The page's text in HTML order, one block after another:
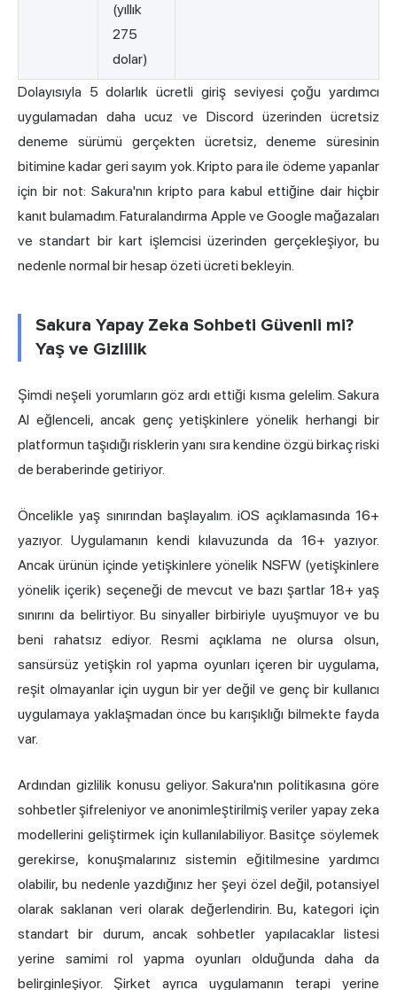
(yıllık
275
dolar)
Dolayısıyla 5 dolarlık ücretli giriş seviyesi çoğu yardımcı
uygulamadan daha ucuz ve Discord üzerinden ücretsiz
deneme sürümü gerçekten ücretsiz, deneme süresinin
bitimine kadar geri sayım yok. Kripto para ile ödeme yapanlar
için bir not: Sakura'nın kripto para kabul ettiğine dair hiçbir
kanıt bulamadım. Faturalandırma Apple ve Google mağazaları
ve standart bir kart işlemcisi üzerinden gerçekleşiyor, bu
nedenle normal bir hesap özeti ücreti bekleyin.
Sakura Yapay Zeka Sohbeti Güvenli mi?
Yaş ve Gizlilik
Şimdi neşeli yorumların göz ardı ettiği kısma gelelim. Sakura
AI eğlenceli, ancak genç yetişkinlere yönelik herhangi bir
platformun taşıdığı risklerin yanı sıra kendine özgü birkaç riski
de beraberinde getiriyor.
Öncelikle yaş sınırından başlayalım. iOS açıklamasında 16+
yazıyor. Uygulamanın kendi kılavuzunda da 16+ yazıyor.
Ancak ürünün içinde yetişkinlere yönelik NSFW(yetişkinlere
yönelik içerik) seçeneği de mevcut ve bazı şartlar 18+ yaş
sınırını da belirtiyor. Bu sinyaller birbiriyle uyuşmuyor ve bu
beni rahatsız ediyor. Resmi açıklama ne olursa olsun,
sansürsüz yetişkin rol yapma oyunları içeren bir uygulama,
reşit olmayanlar için uygun bir yer değil ve genç bir kullanıcı
uygulamaya yaklaşmadan önce bu karışıklığı bilmekte fayda
var.
Ardından gizlilik konusu geliyor. Sakura'nın politikasına göre
sohbetler şifreleniyor ve anonimleştirilmiş veriler yapay zeka
modellerini geliştirmek için kullanılabiliyor. Basitçe söylemek
gerekirse, konuşmalarınız sistemin eğitilmesine yardımcı
olabilir, bu nedenle yazdığınız her şeyi özel değil, potansiyel
olarak saklanan veri olarak değerlendirin. Bu, kategori için
standart bir durum, ancak sohbetler yapılacaklar listesi
yerine samimi rol yapma oyunları olduğunda daha da
belirginleşiyor. Şirket ayrıca uygulamanın terapi yerine